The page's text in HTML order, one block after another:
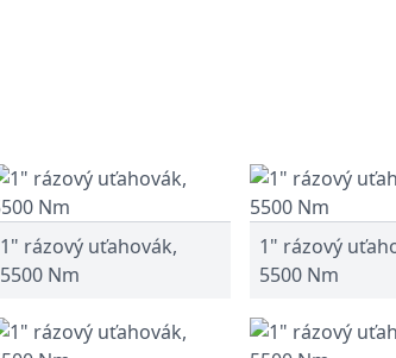
1" rázový uťahovák,
5500 Nm
1" rázový
5500 Nm